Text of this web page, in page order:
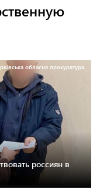
обласна прокуратура.
россиян в